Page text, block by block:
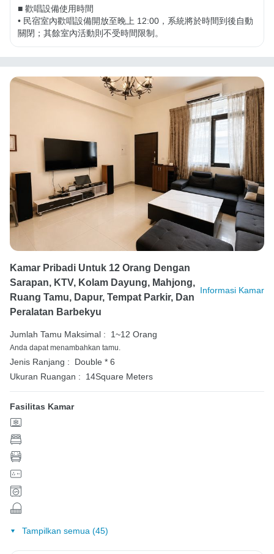
■ 歡唱設備使用時間
• 民宿室內歡唱設備開放至晚上 12:00，系統將於時間到後自動
關閉；其餘室內活動則不受時間限制。
Kamar Pribadi Untuk 12 Orang Dengan
Sarapan, KTV, Kolam Dayung, Mahjong,
Ruang Tamu, Dapur, Tempat Parkir, Dan
Peralatan Barbekyu
Informasi Kamar
Jumlah Tamu Maksimal : 1~12 Orang
Anda dapat menambahkan tamu.
Jenis Ranjang :
Double * 6
Ukuran Ruangan :
14Square Meters
Fasilitas Kamar
Tampilkan semua (45)